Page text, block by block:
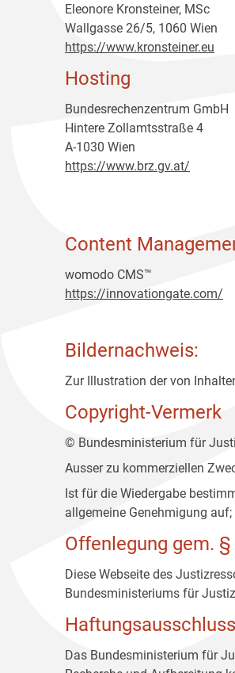
Eleonore Kronsteiner, MSc
Wallgasse 26/5, 1060 Wien
https://www.kronsteiner.eu
Hosting
Bundesrechenzentrum GmbH
Hintere Zollamtsstraße 4
A-1030 Wien
https://www.brz.gv.at/
Content
womodo CMS™
https://innovationgate.com/
Bildernachweis:
Zur Illustration der von
Copyright-Vermerk
© Bundesministerium für
Ausser zu kommerziellen
Ist für die Wiedergabe
allgemeine Genehmigung
Offenlegung gem.
Diese Webseite des
Bundesministeriums für
Haftungsausschluss
Das Bundesministerium für